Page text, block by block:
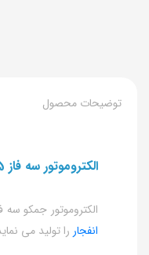
توضیحات محصول
الکتروموتور سه فاز 15 کیلو وات 20 اسب
الکتروموتور جمکو سه فاز 15 کیلو وات 20 اسب یکی از محصولات شرکت ماشین های الکتریکی جوین است؛ شرکت جمکو از تولید کنندگان مطرح
انفجار را تولید می